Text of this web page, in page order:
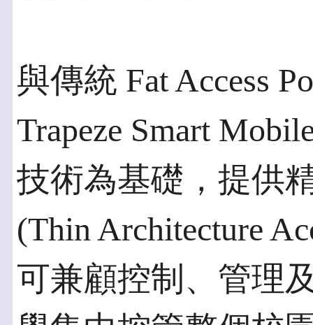
與傳統 Fat Access
Trapeze Smart
技術為基礎，提供
(Thin Architecture
可兼顧控制、管理